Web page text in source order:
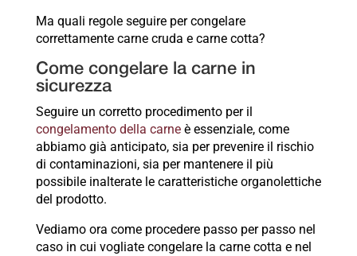
Ma quali regole seguire per congelare
correttamente carne cruda e carne cotta?
Come congelare la carne in
sicurezza
Seguire un corretto procedimento per il
congelamento della carneè essenziale, come
abbiamo già anticipato, sia per prevenire il rischio
di contaminazioni, sia per mantenere il più
possibile inalterate le caratteristiche organolettiche
del prodotto.
Vediamo ora come procedere passo per passo nel
caso in cui vogliate congelare la carne cotta e nel